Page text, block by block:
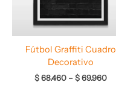
Fútbol Graffiti Cuadro
Decorativo
$68.460 –$69.960